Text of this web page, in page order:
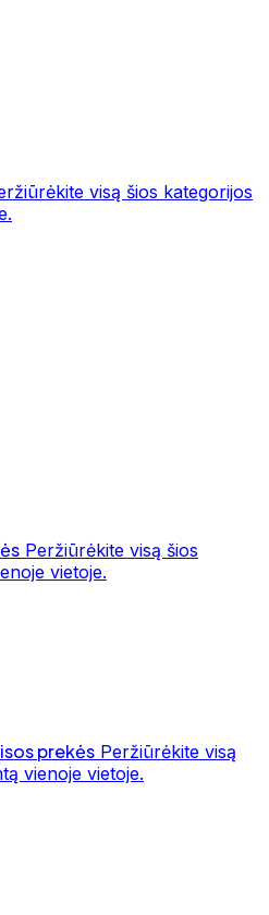
visą šios kategorijos
Peržiūrėkite visą šios
vietoje.
prekės Peržiūrėkite visą
vienoje vietoje.